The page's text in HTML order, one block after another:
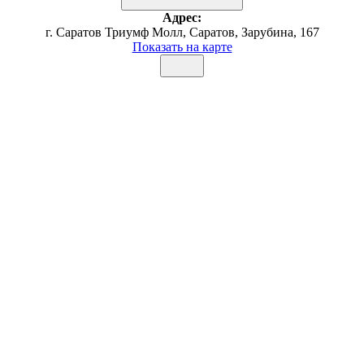
Адрес:
г. Саратов Триумф Молл, Саратов, Зарубина, 167
Показать на карте